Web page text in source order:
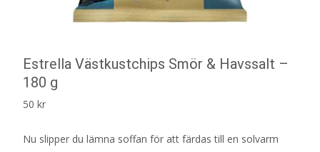
Estrella Västkustchips Smör & Havssalt –
180 g
50 kr
Nu slipper du lämna soffan för att färdas till en solvarm